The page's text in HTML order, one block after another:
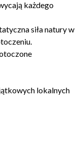
każdego
siła natury w
lokalnych